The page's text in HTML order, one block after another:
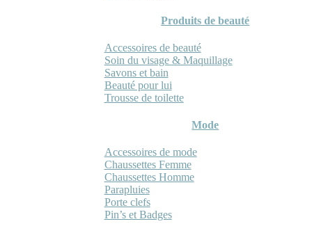
Produits de beauté
Accessoires de beauté
Soin du visage & Maquillage
Savons et bain
Beauté pour lui
Trousse de toilette
Mode
Accessoires de mode
Chaussettes Femme
Chaussettes Homme
Parapluies
Porte clefs
Pin’s et Badges